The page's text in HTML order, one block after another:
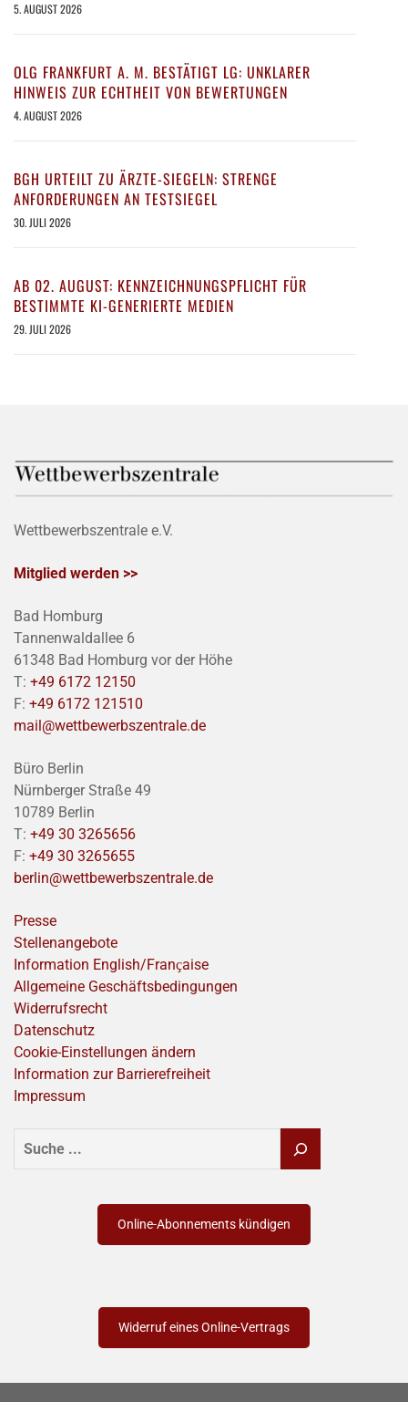
5. AUGUST 2026
OLG FRANKFURT A. M. BESTÄTIGT LG: UNKLARER
HINWEIS ZUR ECHTHEIT VON BEWERTUNGEN
4. AUGUST 2026
BGH URTEILT ZU ÄRZTE-SIEGELN: STRENGE
ANFORDERUNGEN AN TESTSIEGEL
30. JULI 2026
AB 02. AUGUST: KENNZEICHNUNGSPFLICHT FÜR
BESTIMMTE KI-GENERIERTE MEDIEN
29. JULI 2026
Wettbewerbszentrale e.V.
Mitglied werden >>
Bad Homburg
Tannenwaldallee 6
61348 Bad Homburg vor der Höhe
T: +49 6172 12150
F: +49 6172 121510
mail@wettbewerbszentrale.de
Büro Berlin
Nürnberger Straße 49
10789 Berlin
T: +49 30 3265656
F: +49 30 3265655
berlin@wettbewerbszentrale.de
Presse
Stellenangebote
Information English/Franҫaise
Allgemeine Geschäftsbedingungen
Widerrufsrecht
Datenschutz
Cookie-Einstellungen ändern
Information zur Barrierefreiheit
Impressum
SUCHEN
Online-Abonnements kündigen
Widerruf eines Online-Vertrags